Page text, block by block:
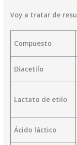
Voy a tratar de
Compuesto
Diacetilo
Lactato de etilo
Ácido láctico